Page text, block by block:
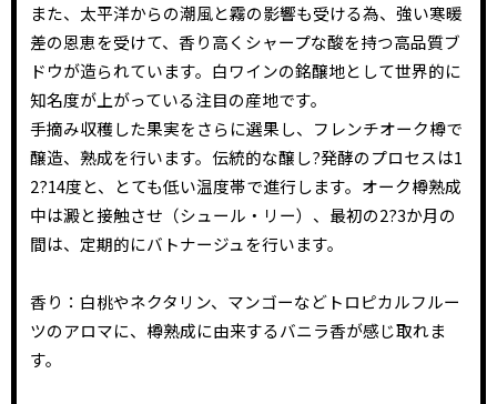
また、太平洋からの潮風と霧の影響も受ける為、強い寒暖
差の恩恵を受けて、香り高くシャープな酸を持つ高品質ブ
ドウが造られています。白ワインの銘醸地として世界的に
知名度が上がっている注目の産地です。
手摘み収穫した果実をさらに選果し、フレンチオーク樽で
醸造、熟成を行います。伝統的な醸し?発酵のプロセスは1
2?14度と、とても低い温度帯で進行します。オーク樽熟成
中は澱と接触させ（シュール・リー）、最初の2?3か月の
間は、定期的にバトナージュを行います。
香り：白桃やネクタリン、マンゴーなどトロピカルフルー
ツのアロマに、樽熟成に由来するバニラ香が感じ取れま
す。